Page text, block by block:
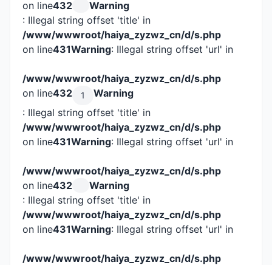
on line432
Warning
: Illegal string offset 'title' in
/www/wwwroot/haiya_zyzwz_cn/d/s.php
on line431Warning: Illegal string offset 'url' in
/www/wwwroot/haiya_zyzwz_cn/d/s.php
on line432 1
Warning
: Illegal string offset 'title' in
/www/wwwroot/haiya_zyzwz_cn/d/s.php
on line431Warning: Illegal string offset 'url' in
/www/wwwroot/haiya_zyzwz_cn/d/s.php
on line432
Warning
: Illegal string offset 'title' in
/www/wwwroot/haiya_zyzwz_cn/d/s.php
on line431Warning: Illegal string offset 'url' in
/www/wwwroot/haiya_zyzwz_cn/d/s.php